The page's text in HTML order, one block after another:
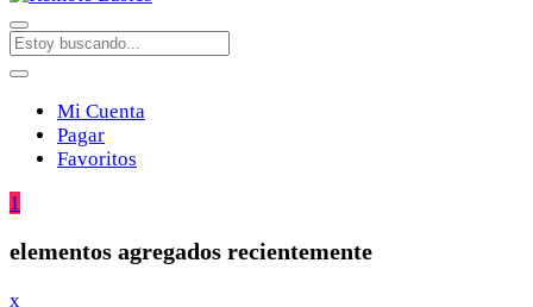
Mi Cuenta
Pagar
Favoritos
1
elementos agregados recientemente
x